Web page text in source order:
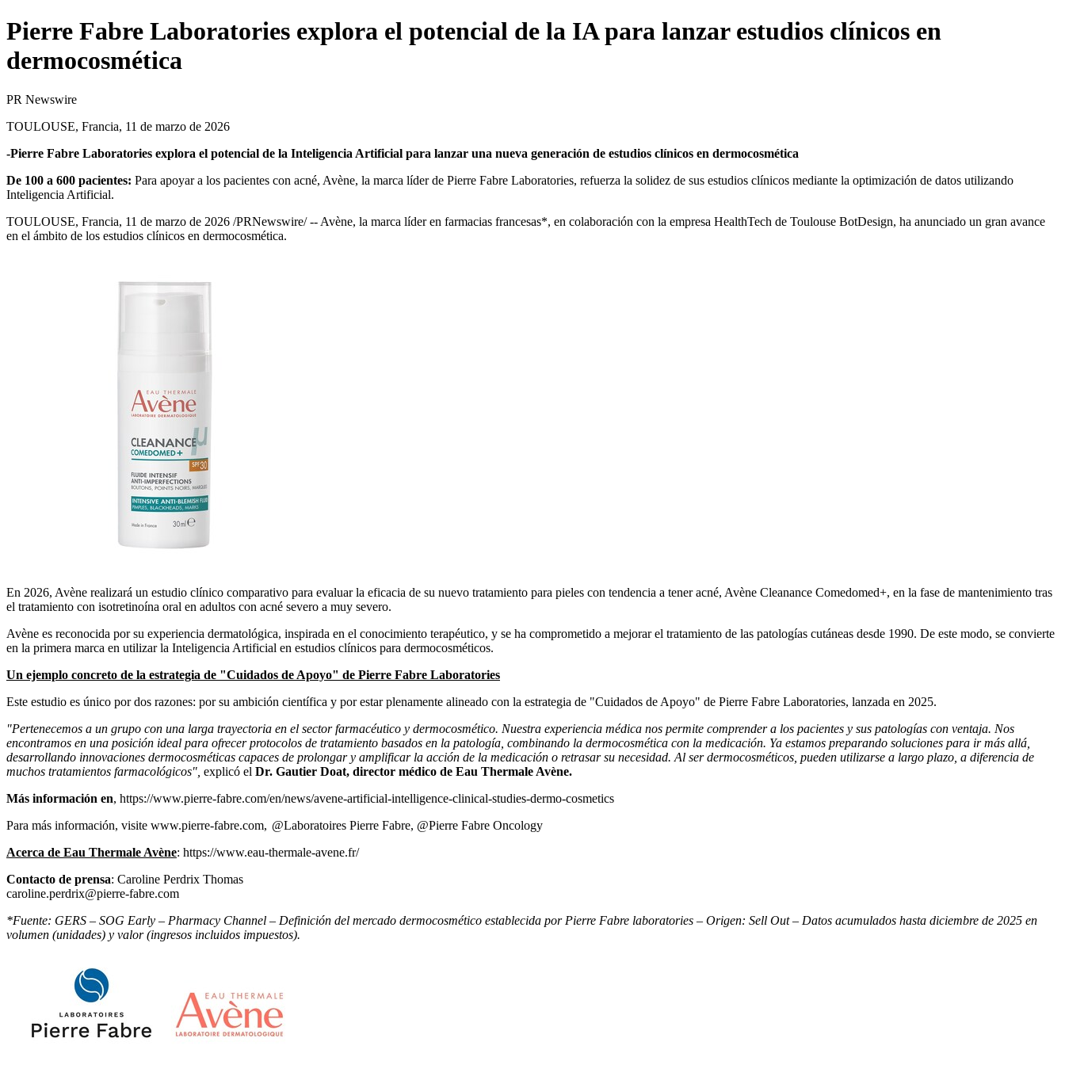
Pierre Fabre Laboratories explora el potencial de la IA para lanzar estudios clínicos en
dermocosmética
PR Newswire
TOULOUSE, Francia, 11 de marzo de 2026
-Pierre Fabre Laboratories explora el potencial de la Inteligencia Artificial para lanzar una nueva generación de estudios clínicos en dermocosmética
De 100 a 600 pacientes: Para apoyar a los pacientes con acné, Avène, la marca líder de Pierre Fabre Laboratories, refuerza la solidez de sus estudios clínicos mediante la optimización de datos utilizando
Inteligencia Artificial.
TOULOUSE, Francia, 11 de marzo de 2026 /PRNewswire/ -- Avène, la marca líder en farmacias francesas*, en colaboración con la empresa HealthTech de Toulouse BotDesign, ha anunciado un gran avance
en el ámbito de los estudios clínicos en dermocosmética.
En 2026, Avène realizará un estudio clínico comparativo para evaluar la eficacia de su nuevo tratamiento para pieles con tendencia a tener acné, Avène Cleanance Comedomed+, en la fase de mantenimiento tras
el tratamiento con isotretinoína oral en adultos con acné severo a muy severo.
Avène es reconocida por su experiencia dermatológica, inspirada en el conocimiento terapéutico, y se ha comprometido a mejorar el tratamiento de las patologías cutáneas desde 1990. De este modo, se convierte
en la primera marca en utilizar la Inteligencia Artificial en estudios clínicos para dermocosméticos.
Un ejemplo concreto de la estrategia de "Cuidados de Apoyo" de Pierre Fabre Laboratories
Este estudio es único por dos razones: por su ambición científica y por estar plenamente alineado con la estrategia de "Cuidados de Apoyo" de Pierre Fabre Laboratories, lanzada en 2025.
"Pertenecemos a un grupo con una larga trayectoria en el sector farmacéutico y dermocosmético. Nuestra experiencia médica nos permite comprender a los pacientes y sus patologías con ventaja. Nos
encontramos en una posición ideal para ofrecer protocolos de tratamiento basados en la patología, combinando la dermocosmética con la medicación. Ya estamos preparando soluciones para ir más allá,
desarrollando innovaciones dermocosméticas capaces de prolongar y amplificar la acción de la medicación o retrasar su necesidad. Al ser dermocosméticos, pueden utilizarse a largo plazo, a diferencia de
muchos tratamientos farmacológicos", explicó el Dr. Gautier Doat, director médico de Eau Thermale Avène.
Más información en, https://www.pierre-fabre.com/en/news/avene-artificial-intelligence-clinical-studies-dermo-cosmetics
Para más información, visite www.pierre-fabre.com, @Laboratoires Pierre Fabre, @Pierre Fabre Oncology
Acerca de Eau Thermale Avène: https://www.eau-thermale-avene.fr/
Contacto de prensa: Caroline Perdrix Thomas
caroline.perdrix@pierre-fabre.com
*Fuente: GERS – SOG Early – Pharmacy Channel – Definición del mercado dermocosmético establecida por Pierre Fabre laboratories – Origen: Sell Out – Datos acumulados hasta diciembre de 2025 en
volumen (unidades) y valor (ingresos incluidos impuestos).